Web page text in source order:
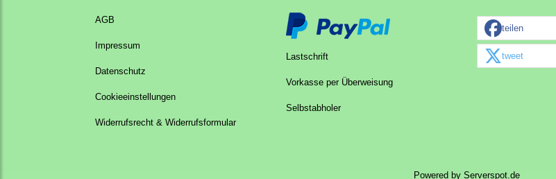
AGB
Impressum
Datenschutz
Cookieeinstellungen
Widerrufsrecht & Widerrufsformular
Lastschrift
Vorkasse per Überweisung
Selbstabholer
teilen
tweet
Powered by Serverspot.de